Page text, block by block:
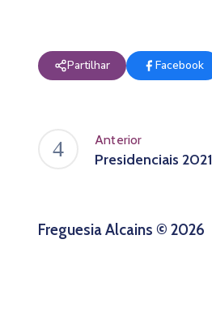
Partilhar Facebook
Anterior
Presidenciais 2021
Freguesia Alcains © 2026